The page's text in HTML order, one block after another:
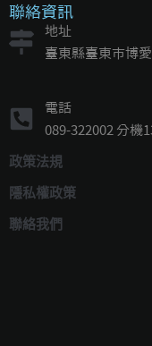
聯絡資訊
地址
臺東縣臺東市博
電話
089-322002 分機
政策法規
隱私權政策
聯絡我們